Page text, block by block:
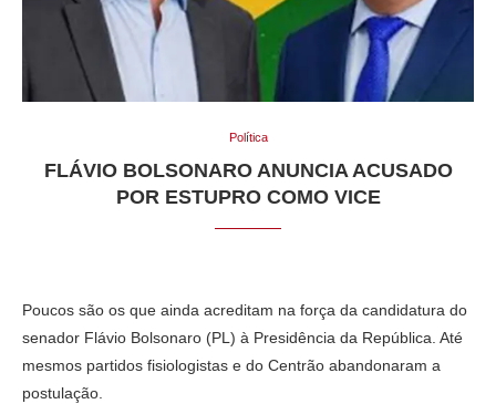
Política
FLÁVIO BOLSONARO ANUNCIA ACUSADO
POR ESTUPRO COMO VICE
Poucos são os que ainda acreditam na força da candidatura do
senador Flávio Bolsonaro (PL) à Presidência da República. Até
mesmos partidos fisiologistas e do Centrão abandonaram a
postulação.